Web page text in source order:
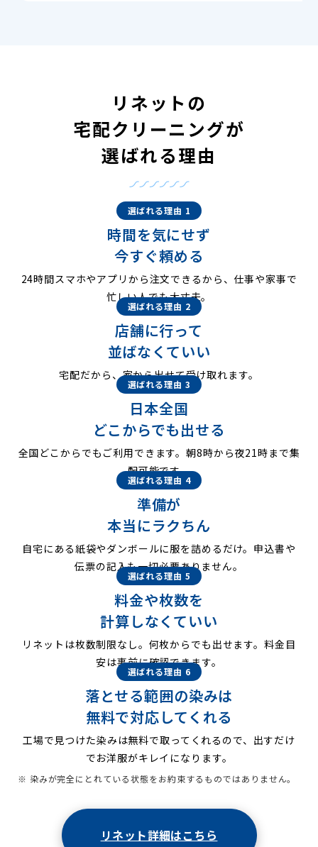
リネットの
宅配クリーニングが
選ばれる理由
選ばれる理由 1
時間を気にせず
今すぐ頼める
24時間スマホやアプリから注文できるから、仕事や家事で
忙しい人でも大丈夫。
選ばれる理由 2
店舗に行って
並ばなくていい
宅配だから、家から出せて受け取れます。
選ばれる理由 3
日本全国
どこからでも出せる
全国どこからでもご利用できます。朝8時から夜21時まで集
配可能です。
選ばれる理由 4
準備が
本当にラクちん
自宅にある紙袋やダンボールに服を詰めるだけ。申込書や
伝票の記入も一切必要ありません。
選ばれる理由 5
料金や枚数を
計算しなくていい
リネットは枚数制限なし。何枚からでも出せます。料金目
安は事前に確認できます。
選ばれる理由 6
落とせる範囲の染みは
無料で対応してくれる
工場で見つけた染みは無料で取ってくれるので、出すだけ
でお洋服がキレイになります。
※ 染みが完全にとれている状態をお約束するものではありません。
リネット詳細はこちら